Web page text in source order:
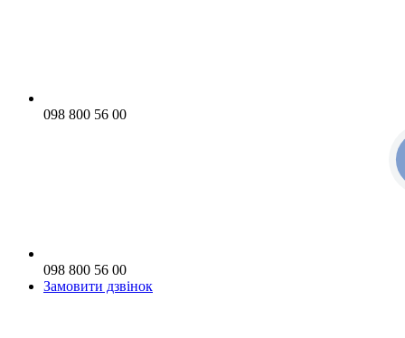
098 800 56 00
098 800 56 00
Замовити дзвінок